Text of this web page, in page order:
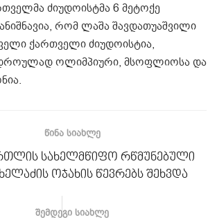
ძიუდოისტმა 6 მეტოქე
რომ ლაშა შავდათუაშვილი
ქართველი ძიუდოისტია,
ოლიმპიური, მსოფლიოსა და
ᲬᲘᲜᲐ ᲡᲘᲐᲮᲚᲔ
სახელმწიფო რწმუნებული
ოჯახის წევრებს შეხვდა
ᲨᲔᲛᲓᲔᲒᲘ ᲡᲘᲐᲮᲚᲔ